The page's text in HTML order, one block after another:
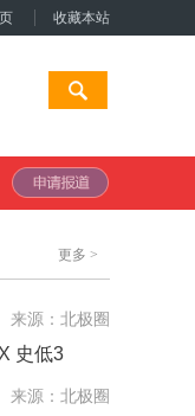
收藏本站
更多 >
来源：北极圈
史低3
来源：北极圈